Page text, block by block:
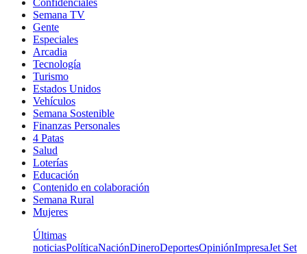
Semana TV
Gente
Especiales
Arcadia
Tecnología
Turismo
Estados Unidos
Vehículos
Semana Sostenible
Finanzas Personales
4 Patas
Salud
Loterías
Educación
Contenido en colaboración
Semana Rural
Mujeres
Últimas
noticiasPolíticaNaciónDineroDeportesOpiniónImpresaJet Set